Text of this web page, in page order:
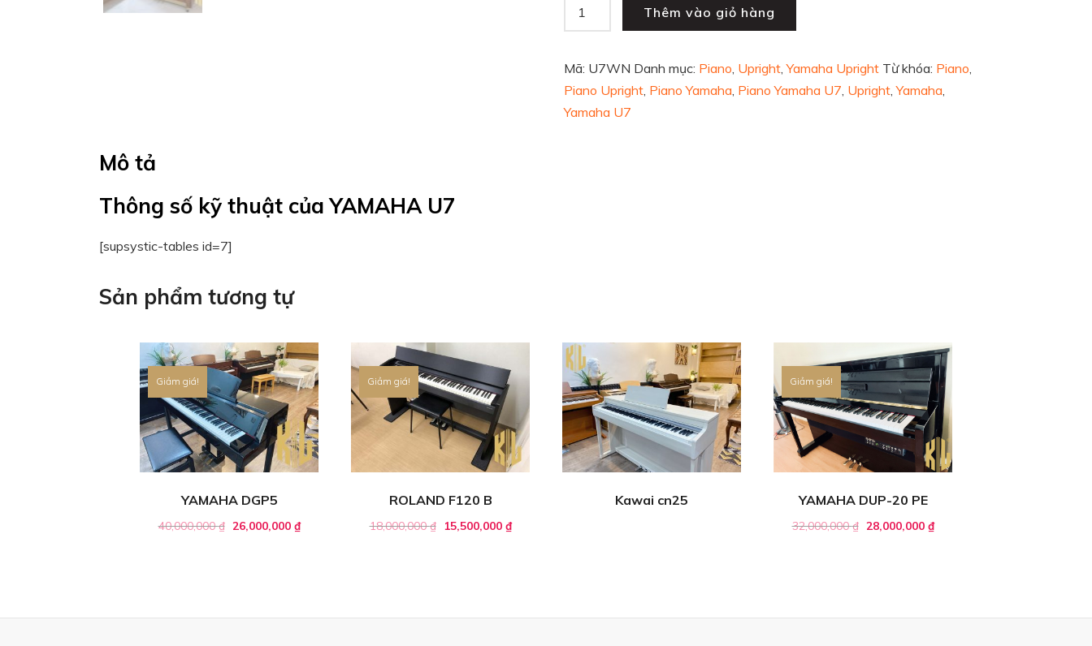
Thêm vào giỏ hàng
Mã: U7WN Danh mục: Piano, Upright,Yamaha Upright Từ khóa: Piano,
Piano Upright, Piano Yamaha, Piano Yamaha U7, Upright,Yamaha,
Yamaha U7
Mô tả
Thông số kỹ thuật của YAMAHA U7
[supsystic-tables id=7]
Sản phẩm tương tự
Giảm giá!
YAMAHA DGP5
40,000,000₫ 26,000,000 ₫
Giảm giá!
ROLAND F120 B
18,000,000₫ 15,500,000 ₫
Kawai cn25
Giảm giá!
YAMAHA DUP-20 PE
32,000,000₫ 28,000,000 ₫